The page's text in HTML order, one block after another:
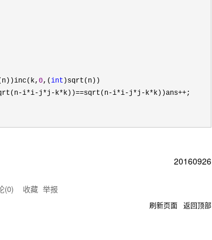
0,(int
i*i-j*j-k*k))==sqrt(n-i*i-j*j-k*k))ans++
20160926
(0) 收藏 举报
刷新页面 返回顶部